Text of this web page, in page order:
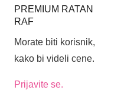
PREMIUM RATAN
RAF
Morate biti korisnik,
kako bi videli cene.
Prijavite se.